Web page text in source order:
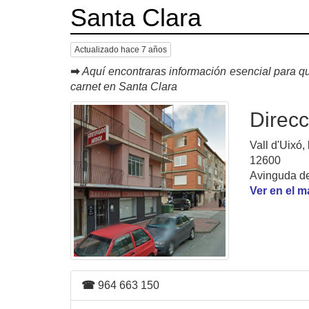
Santa Clara
Actualizado hace 7 años
➡ Aquí encontraras información esencial para
carnet en Santa Clara
Vall d'Uixó,
12600
Avinguda
Ver en el
☎ 964 663 150